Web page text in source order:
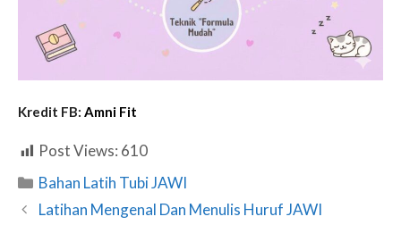
Kredit FB: Amni Fit
Post Views: 610
Categories
Bahan Latih Tubi JAWI
Latihan Mengenal Dan Menulis Huruf JAWI